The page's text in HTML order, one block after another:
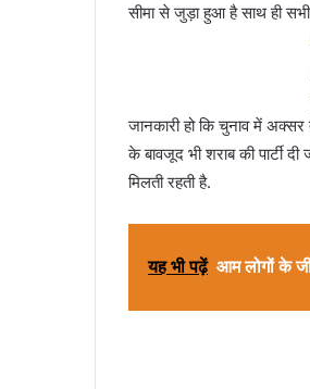
सीमा से जुड़ा हुआ है साथ ही सभी
जानकारी हो कि चुनाव में अक्सर
के बावजूद भी शराब की पार्टी
मिलती रहती है.
यह भी पढ़ें आम लोगों के